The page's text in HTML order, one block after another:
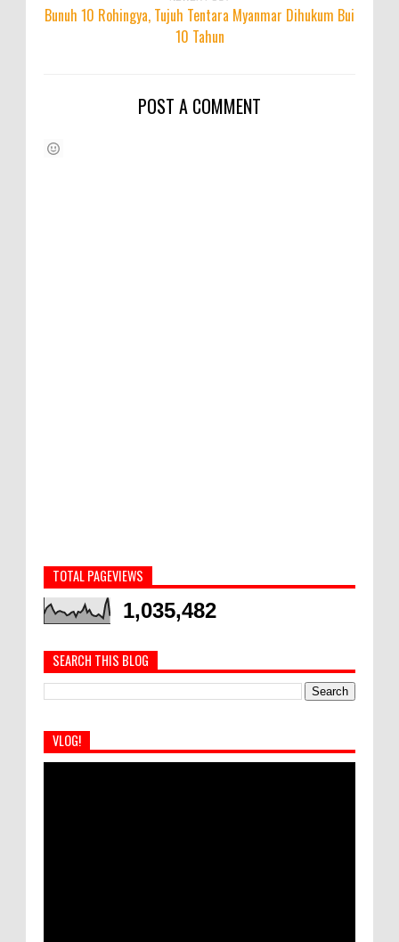
Bunuh 10 Rohingya, Tujuh Tentara Myanmar Dihukum Bui
10 Tahun
POST A COMMENT
TOTAL PAGEVIEWS
1,035,482
SEARCH THIS BLOG
VLOG!